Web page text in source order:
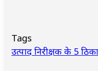
Tags
उत्पाद निरीक्षक के 5